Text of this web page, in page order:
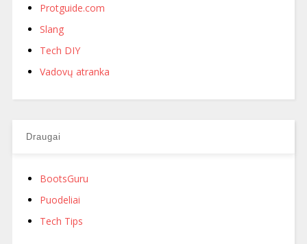
Protguide.com
Slang
Tech DIY
Vadovų atranka
Draugai
BootsGuru
Puodeliai
Tech Tips